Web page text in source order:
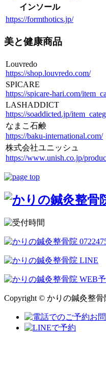
インソール
https://formthotics.jp/
美と健康商品
Louvredo
https://shop.louvredo.com/
SPICARE
https://spicare-hari.com/
LASHADDICT
https://soaddicted.jp/
なまこ石鹸
https://baku-international.com/
株式会社ユニッシュ
https://www.unish.co.jp/
Copyright © かりの鍼灸整骨